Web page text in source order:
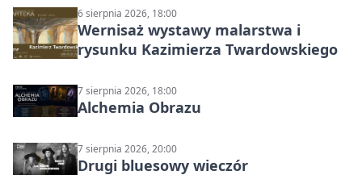
6 sierpnia 2026, 18:00
Wernisaż wystawy malarstwa i
rysunku Kazimierza Twardowskiego
7 sierpnia 2026, 18:00
Alchemia Obrazu
7 sierpnia 2026, 20:00
Drugi bluesowy wieczór